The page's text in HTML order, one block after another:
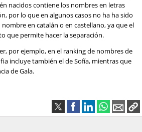
nacidos contiene los nombres en letras
por lo que en algunos casos no ha ha sido
en catalán o en castellano, ya que el
que permite hacer la separación.
por ejemplo, en el ranking de nombres de
incluye también el de Sofía, mientras que
de Gala.